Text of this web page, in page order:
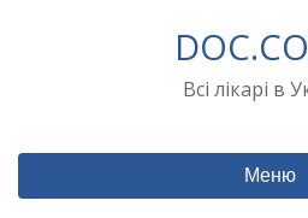
Всі лікарі в
Меню